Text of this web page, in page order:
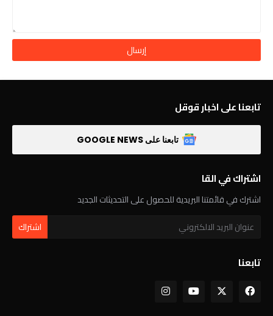
تابعنا على اخبار قوقل
تابعنا على GOOGLE NEWS
اشتراك في القا
اشترك في قائمتنا البريدية للحصول على التحديثات الجديد
تابعنا